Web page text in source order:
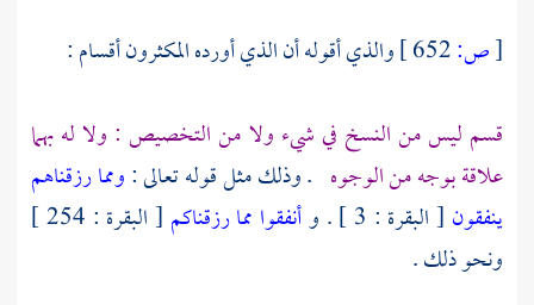
[ص:
والذي أقوله أن الذي أورده المكثرون أقسام :
قسم ليس من النسخ في شيء ولا من التخصيص : ولا له بهما
علاقة بوجه من الوجوه . وذلك مثل قوله تعالى :ومما رزقناهم
ينفقون [ البقرة : 3 ] . و أنفقوا مما رزقناكم
[ البقرة : 254 ]
ونحو ذلك .